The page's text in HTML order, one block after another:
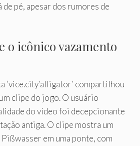
de pé, apesar dos rumores de
o icônico vazamento
‘vice.city’alligator’ compartilhou
clipe do jogo. O usuário
do vídeo foi decepcionante
antiga. O clipe mostra um
em uma ponte, com